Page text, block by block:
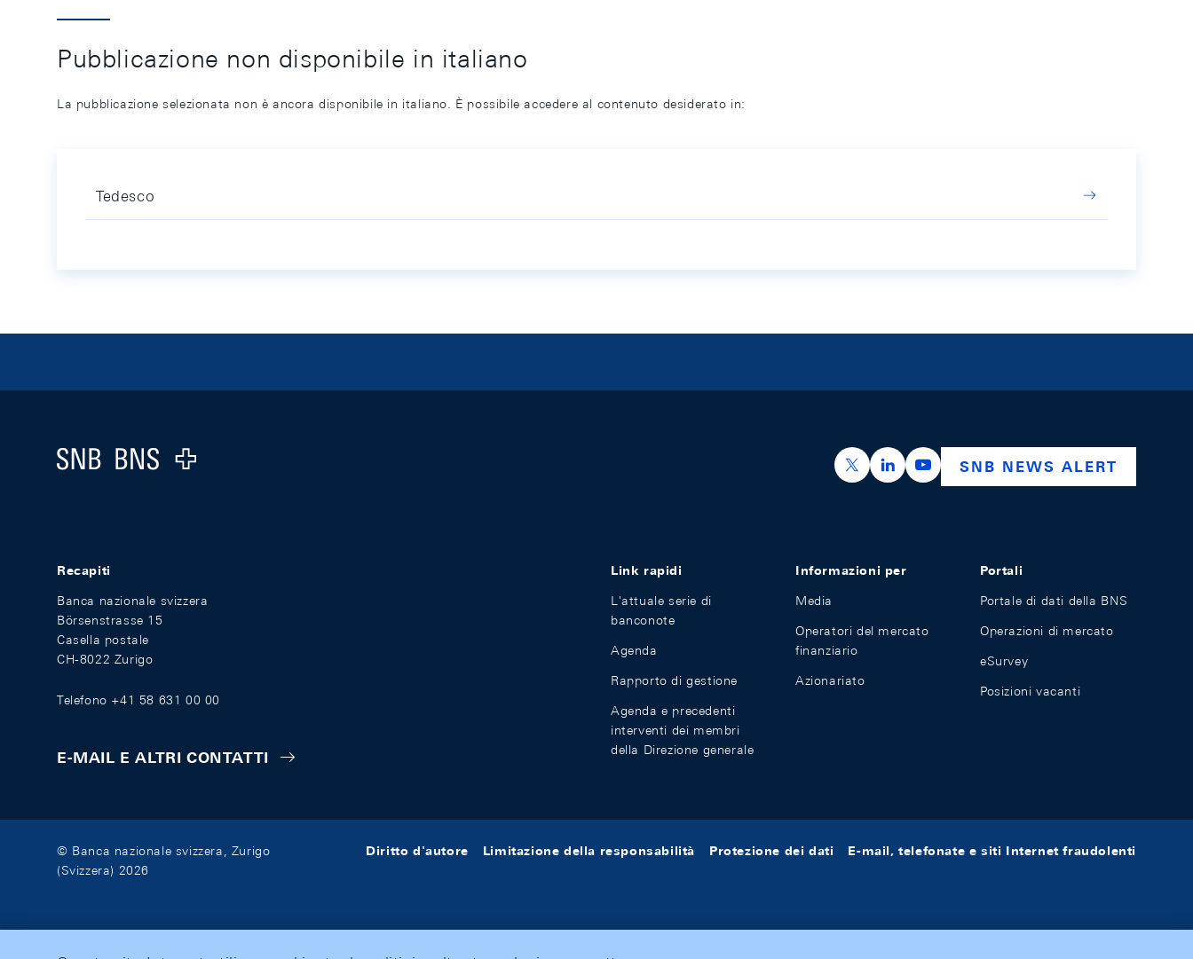
Pubblicazione non disponibile in italiano
La pubblicazione selezionata non è ancora disponibile in italiano. È possibile accedere al contenuto desiderato in:
Tedesco
Logo
https://x.com/snb_bns
https://ch.linkedin.com/company/swiss-
https://www.youtube.com/
SNB NEWS ALERT
Recapiti
Banca nazionale svizzera
Börsenstrasse 15
Casella postale
CH-8022 Zurigo
Telefono +41 58 631 00 00
E-MAIL E ALTRI CONTATTI
Link rapidi
L'attuale serie di
banconote
Agenda
Rapporto di gestione
Agenda e precedenti
interventi dei membri
della Direzione generale
Informazioni per
Media
Operatori del mercato
finanziario
Azionariato
Portali
Portale di dati della BNS
Operazioni di mercato
eSurvey
Posizioni vacanti
© Banca nazionale svizzera, Zurigo
(Svizzera) 2026
Diritto d'autore Limitazione della responsabilità Protezione dei dati E-mail, telefonate e siti Internet fraudolenti